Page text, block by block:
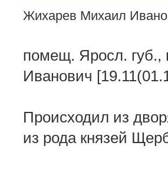
Жихарев Михаил
помещ. Яросл.
Иванович
Происходил из
из рода князей